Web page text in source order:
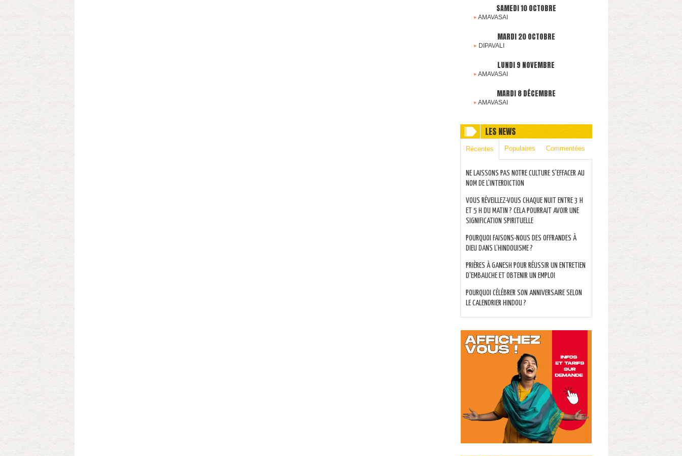
SAMEDI 10 OCTOBRE
AMAVASAI
MARDI 20 OCTOBRE
DIPAVALI
LUNDI 9 NOVEMBRE
AMAVASAI
MARDI 8 DÉCEMBRE
AMAVASAI
LES NEWS
Récentes Populaires Commentées
NE LAISSONS PAS NOTRE CULTURE S'EFFACER AU
NOM DE L'INTERDICTION
VOUS RÉVEILLEZ-VOUS CHAQUE NUIT ENTRE 3 H
ET 5 H DU MATIN ? CELA POURRAIT AVOIR UNE
SIGNIFICATION SPIRITUELLE
POURQUOI FAISONS-NOUS DES OFFRANDES À
DIEU DANS L’HINDOUISME ?
PRIÈRES À GANESH POUR RÉUSSIR UN ENTRETIEN
D'EMBAUCHE ET OBTENIR UN EMPLOI
POURQUOI CÉLÉBRER SON ANNIVERSAIRE SELON
LE CALENDRIER HINDOU ?